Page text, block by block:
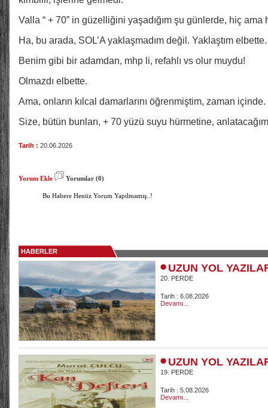
Valla “ + 70” in güzelliğini yaşadığım şu günlerde, hiç
Ha, bu arada, SOL’A yaklaşmadım değil. Yaklaştım elbette.
Benim gibi bir adamdan, mhp li, refahlı vs olur muydu!
Olmazdı elbette.
Ama, onların kılcal damarlarını öğrenmiştim, zaman içinde.
Size, bütün bunları, + 70 yüzü suyu hürmetine,
Tarih : 20.06.2026
Yorum Ekle Yorumlar (0)
Bu Habere Henüz Yorum Yapılmamış..!
HABERLER
UZUN YOL
20. PERDE
Tarih : 6.08.2026
Devamı...
UZUN YOL
19. PERDE
Tarih : 5.08.2026
Devamı...